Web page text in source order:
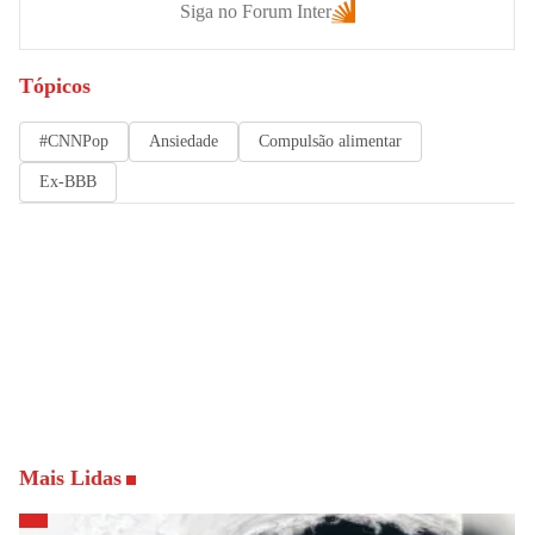
Siga no Forum Inter
Tópicos
#CNNPop Ansiedade Compulsão alimentar
Ex-BBB
Mais Lidas